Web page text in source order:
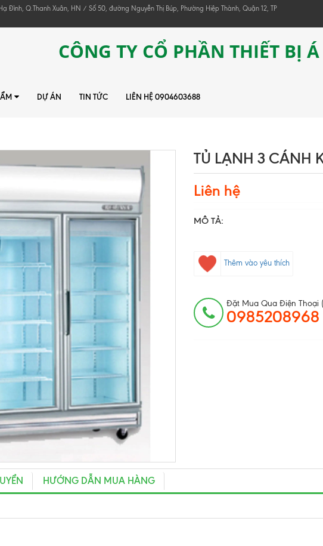
Đình, Q.Thanh Xuân, HN / Số 50, đường Nguyễn Thị Búp, Phường Hiệp Thành, Quận 12, TP
CÔNG TY CỔ PHẦN THIẾT BỊ
DỰ ÁN TIN TỨC LIÊN HỆ 0904603688
TỦ LẠNH 3 CÁNH
Liên hệ
MÔ TẢ:
Thêm vào yêu thích
Đặt Mua Qua Điện Thoại
0985208968
HƯỚNG DẪN MUA HÀNG